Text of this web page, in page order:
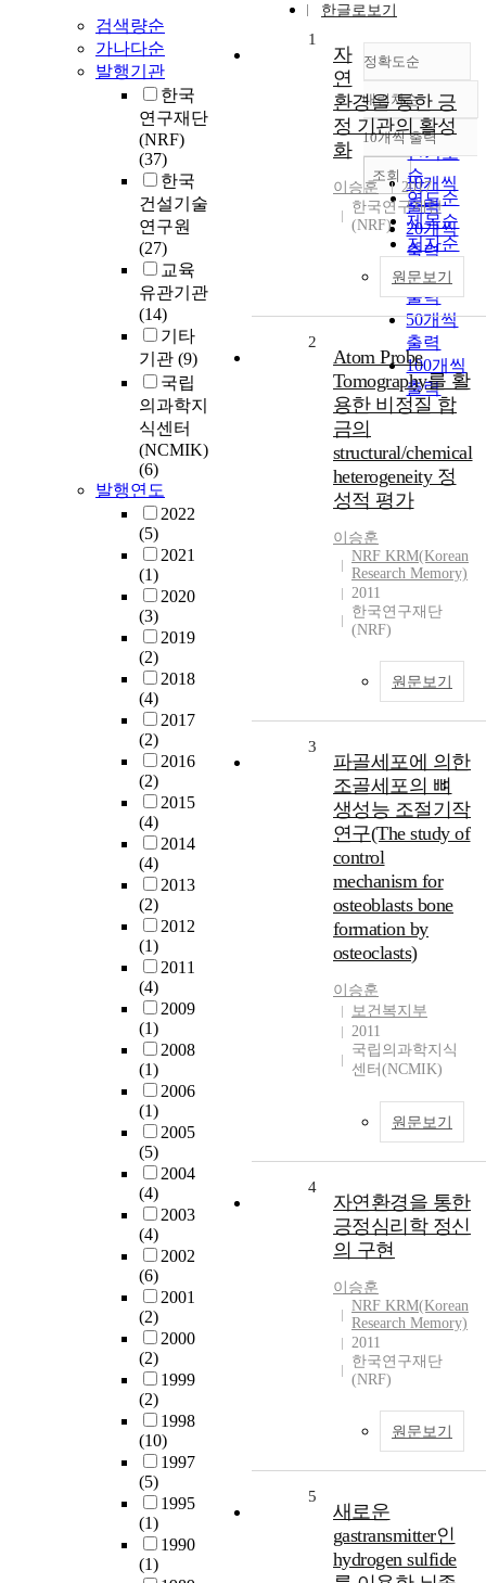
검색량순
가나다순
발행기관
한국
연구재단
(NRF)
(37)
한국
건설기술
연구원
(27)
교육
유관기관
(14)
기타
기관 (9)
국립
의과학지
식센터
(NCMIK)
(6)
발행연도
2022
(5)
2021
(1)
2020
(3)
2019
(2)
2018
(4)
2017
(2)
2016
(2)
2015
(4)
2014
(4)
2013
(2)
2012
(1)
2011
(4)
2009
(1)
2008
(1)
2006
(1)
2005
(5)
2004
(4)
2003
(4)
2002
(6)
2001
(2)
2000
(2)
1999
(2)
1998
(10)
1997
(5)
1995
(1)
1990
(1)
한글로보기
정확도순
정확도
순
인기도
순
연도순
제목순
저자순
발행기
관순
내림차순
내림차순
10개씩 출력
10개씩
출력
20개씩
출력
30개씩
출력
50개씩
출력
100개씩
출력
조회
1
자
연
환경을 통한 긍
정 기관의 활성
화
이승훈
2017
한국연구재단
(NRF)
원문보기
2
Atom Probe
Tomography를 활
용한 비정질 합
금의
structural/chemical
heterogeneity 정
성적 평가
이승훈
NRF KRM(Korean
Research Memory)
2011
한국연구재단
(NRF)
원문보기
3
파골세포에 의한
조골세포의 뼈
생성능 조절기작
연구(The study of
control
mechanism for
osteoblasts bone
formation by
osteoclasts)
이승훈
보건복지부
2011
국립의과학지식
센터(NCMIK)
원문보기
4
자연환경을 통한
긍정심리학 정신
의 구현
이승훈
NRF KRM(Korean
Research Memory)
2011
한국연구재단
(NRF)
원문보기
5
새로운
gastransmitter인
hydrogen sulfide